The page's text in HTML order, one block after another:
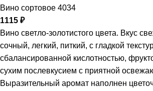
Вино сортовое 4034
1115 ₽
Вино светло-золотистого цвета. Вкус
сочный, легкий, питкий, с гладкой
сбалансированной кислотностью,
сухим послевкусием с приятной
Выразительный аромат наполнен